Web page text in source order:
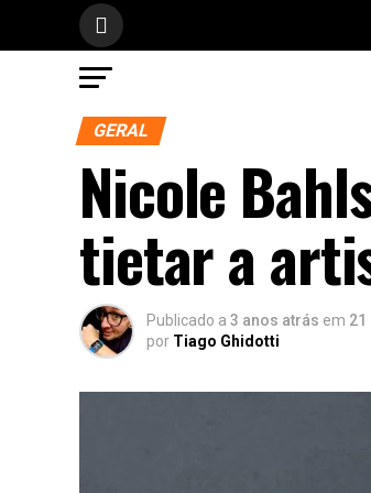
GERAL
Nicole
tietar a
Publicado a 3 anos atrás em 21
por Tiago Ghidotti